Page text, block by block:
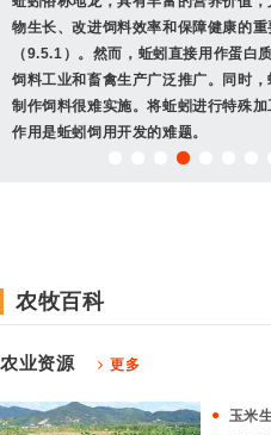
脂肪酸：
均衡
组分，促进脂肪在血液中的运输；乳
和脂肪酸： 亚油酸、亚麻酸、花生四
常功能；参与类脂运输和代谢；促进
伍：长、中、短链脂肪酸合理构成；真
素A、D、E、K功能稳定。保证了母猪
物生长、改进饲料效率和保障健康的
（9.5.1）。然而，蚯蚓直接用作蛋白
饲料工业和畜禽生产广泛推广。同时
制作饲料很难实施。将蚯蚓进行特殊
作用是蚯蚓饲用开发的难题。
广义：包括中性脂肪和类脂。
料原料目录》中，归属于“其它可饲用
银杏叶粉末添加到动物日粮中，或经
玉米籽实：2010年全球玉米籽实产量
产量2.16亿吨，占谷物总产量的
酿造业等。
小麦籽实：2010年全球小麦籽实产量
产量1.26亿吨，占谷物总产量的
原料等
籽实：中国2014年大豆籽实产量？？
用、动物饲料等。
棉籽壳可作为牛羊等的粗饲料；种仁
加剂，去除植物色素棉酚后，也可以
是最经济的 栽培牧草。
价值：可用为牧草、蔬菜、药材、绿
草、加工草粉、用于配合饲料或混合
农牧百科
农业资源 更多
玉米